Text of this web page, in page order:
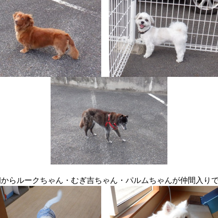
らルークちゃん・むぎ吉ちゃん・パルムちゃんが仲間入り